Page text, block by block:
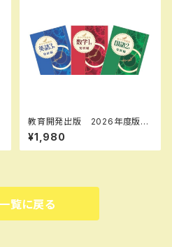
教育開発出版 2026年度版
新中学問題集 英語 中1～3
発展編 各学年（選択くださ
い） 新品完全セット
¥1,980
覧に戻る